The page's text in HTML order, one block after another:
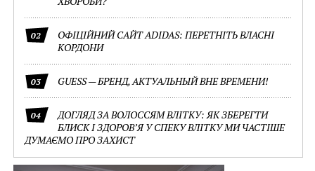
02
ОФІЦІЙНИЙ САЙТ ADIDAS: ПЕРЕТНІТЬ ВЛАСНІ
КОРДОНИ
03 GUESS — БРЕНД, АКТУАЛЬНЫЙ ВНЕ ВРЕМЕНИ!
04
ДОГЛЯД ЗА ВОЛОССЯМ ВЛІТКУ: ЯК ЗБЕРЕГТИ
БЛИСК І ЗДОРОВ’Я У СПЕКУ ВЛІТКУ МИ ЧАСТІШЕ
ДУМАЄМО ПРО ЗАХИСТ